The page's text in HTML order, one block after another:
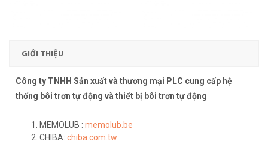
GIỚI THIỆU
Công ty TNHH Sản xuất và thương mại PLC cung cấp hệ
thống bôi trơn tự động và thiết bị bôi trơn tự động
MEMOLUB : memolub.be
CHIBA: chiba.com.tw